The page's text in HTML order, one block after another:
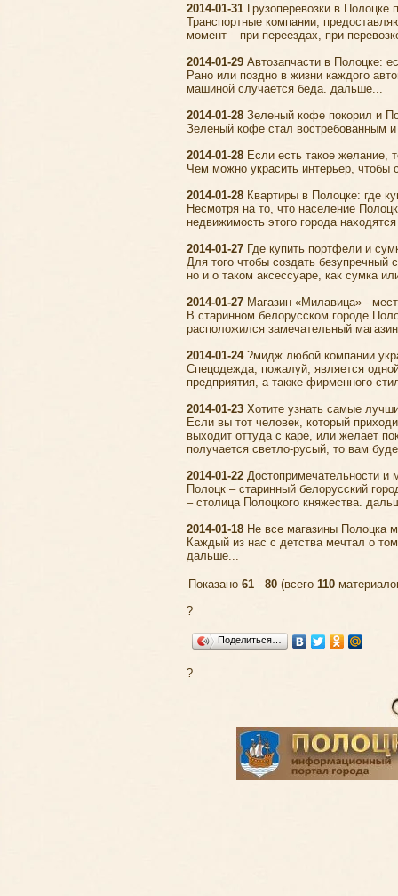
2014-01-31 Грузоперевозки в Полоцке
Транспортные компании,
момент – при переездах, при
2014-01-29 Автозапчасти в Полоцке:
Рано или поздно в жизни каждого
машиной случается беда. дальше...
2014-01-28 Зеленый кофе покорил и
Зеленый кофе стал востребованным
2014-01-28 Если есть такое желание,
Чем можно украсить интерьер,
2014-01-28 Квартиры в Полоцке: где
Несмотря на то, что население
недвижимость этого города
2014-01-27 Где купить портфели и
Для того чтобы создать безупречный
но и о таком аксессуаре, как сумка
2014-01-27 Магазин «Милавица» -
В старинном белорусском городе
расположился замечательный
2014-01-24?мидж любой компании
Спецодежда, пожалуй, является
предприятия, а также фирменного
2014-01-23 Хотите узнать самые
Если вы тот человек, который
выходит оттуда с каре, или желает
получается светло-русый, то вам
2014-01-22 Достопримечательности и
Полоцк – старинный белорусский
– столица Полоцкого княжества.
2014-01-18 Не все магазины Полоцка
Каждый из нас с детства мечтал о
дальше...
Показано 61 - 80 (всего 110
?
Поделиться…
?